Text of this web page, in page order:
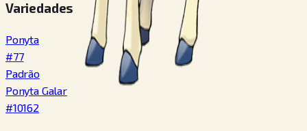
Variedades
Ponyta
#77
Padrão
Ponyta Galar
#10162